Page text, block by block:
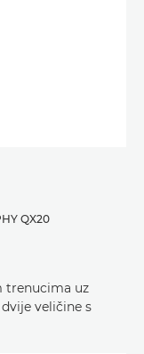
QX20
trenucima uz
veličine s